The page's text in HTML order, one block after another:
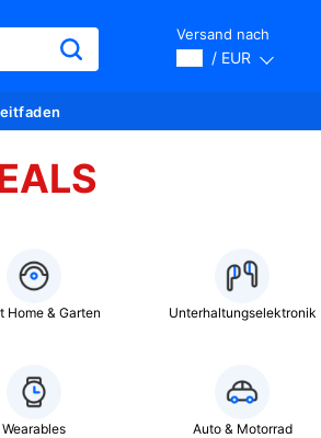
Versand nach
/ EUR
Home & Garten Unterhaltungselektronik
Wearables Auto & Motorrad